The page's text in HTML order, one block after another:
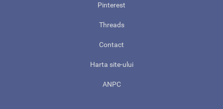
Pinterest
Threads
Contact
Harta site-ului
ANPC